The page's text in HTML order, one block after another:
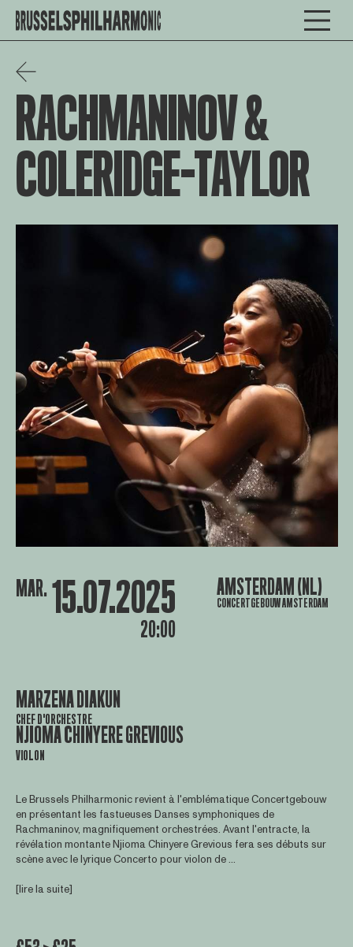
RACHMANINOV &
COLERIDGE-TAYLOR
MAR. 15.07.2025
20:00
AMSTERDAM (NL)
CONCERTGEBOUW AMSTERDAM
MARZENA DIAKUN
CHEF D'ORCHESTRE
NJIOMA CHINYERE GREVIOUS
VIOLON
Le Brussels Philharmonic revient à l'emblématique Concertgebouw
en présentant les fastueuses Danses symphoniques de
Rachmaninov, magnifiquement orchestrées. Avant l'entracte, la
révélation montante Njioma Chinyere Grevious fera ses débuts sur
scène avec le lyrique Concerto pour violon de ...
[lire la suite]